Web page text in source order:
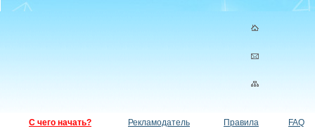
С чего начать? Рекламодатель Правила FAQ